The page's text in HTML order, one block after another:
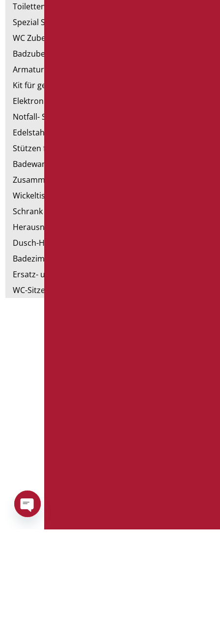
Toiletten, Bidet und ausgestattete Wände
Spezial Sanitär
WC Zubehörteil
Badzubehörteil
Armaturen
Kit für genehmigte Badezimmer
Elektronische Handtrockner
Notfall- Sanitärartikel
Edelstahl-Sanitär
Stützen für Trockenbau
Badewannen mit Tür
Zusammenstellbare Handläufe
Wickeltische
Schrank mit Sessel
Herausnehmbare Hilfsmittel
Dusch-Hocker
Badezimmer Etikette
Ersatz- und Kleinteile
WC-Sitze